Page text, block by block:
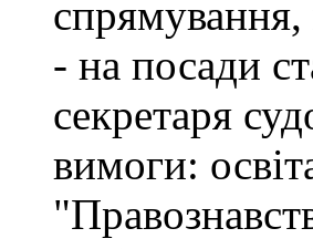
спрямування,
- на посади
секретаря
вимоги: